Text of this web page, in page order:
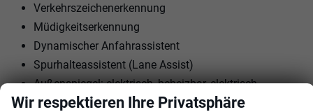
Verkehrszeichenerkennung
Müdigkeitserkennung
Dynamischer Anfahrassistent
Spurhalteassistent (Lane Assist)
Außenspiegel: elektrisch, beheizbar, elektrisch
anklappbar
Wir respektieren Ihre Privatsphäre